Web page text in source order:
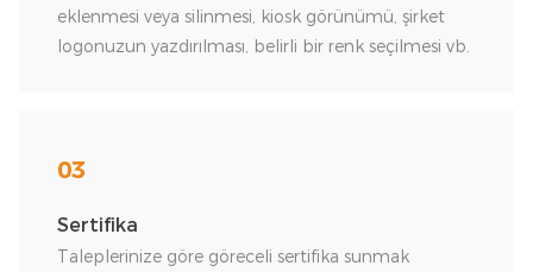
eklenmesi veya silinmesi, kiosk görünümü, şirket
logonuzun yazdırılması, belirli bir renk seçilmesi vb.
03
Sertifika
Taleplerinize göre göreceli sertifika sunmak